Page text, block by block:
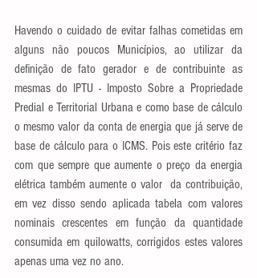
Havendo o cuidado de evitar falhas cometidas em
alguns não poucos Municípios, ao utilizar da
definição de fato gerador e de contribuinte as
mesmas do IPTU - Imposto Sobre a Propriedade
Predial e Territorial Urbana e como base de cálculo
o mesmo valor da conta de energia que já serve de
base de cálculo para o ICMS. Pois este critério faz
com que sempre que aumente o preço da energia
elétrica também aumente o valor  da contribuição,
em vez disso sendo aplicada tabela com valores
nominais crescentes em função da quantidade
consumida em quilowatts, corrigidos estes valores
apenas uma vez no ano.